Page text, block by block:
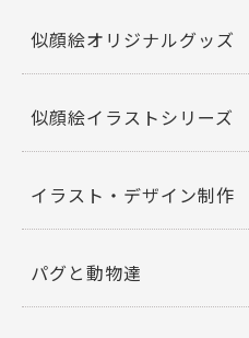
o
k
似顔絵オリジナルグッズ
似顔絵イラストシリーズ
イラスト・デザイン制作
パグと動物達